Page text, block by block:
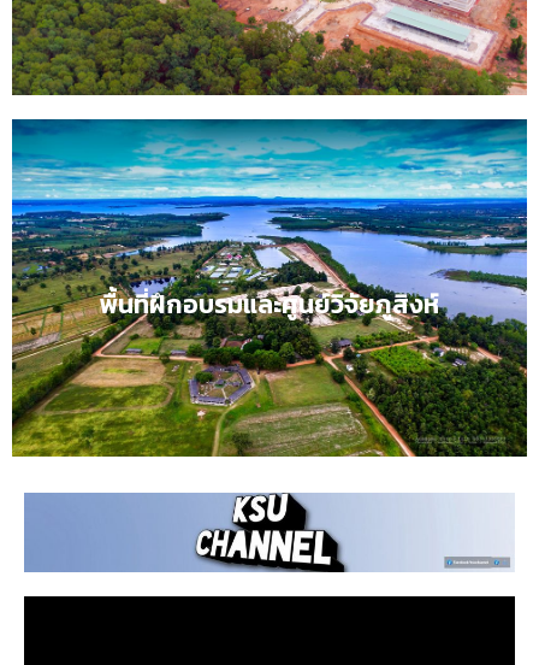
พื้นที่ฝึกอบรมและศูนย์วิจัยภูสิงห์
อัตลักษณ์บัณฑิต